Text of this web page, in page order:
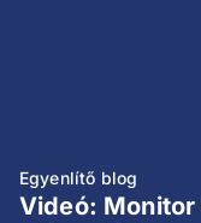
Egyenlítő blog
Videó: Monitor